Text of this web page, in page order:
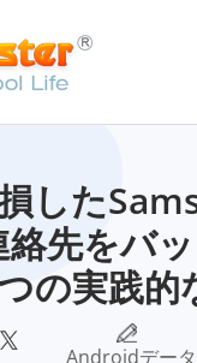
した
絡先をバ
の実践的
Androidデータ